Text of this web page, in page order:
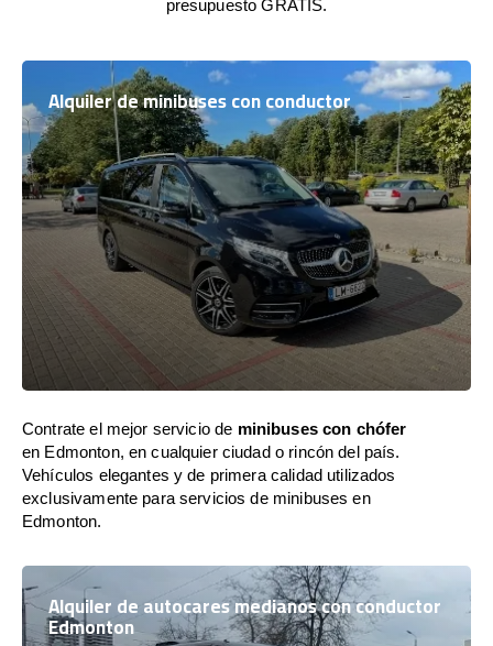
presupuesto GRATIS.
Alquiler de minibuses con conductor
Contrate el mejor servicio de minibuses con chófer
en Edmonton, en cualquier ciudad o rincón del país.
Vehículos elegantes y de primera calidad utilizados
exclusivamente para servicios de minibuses en
Edmonton.
Alquiler de autocares medianos con conductor
Edmonton